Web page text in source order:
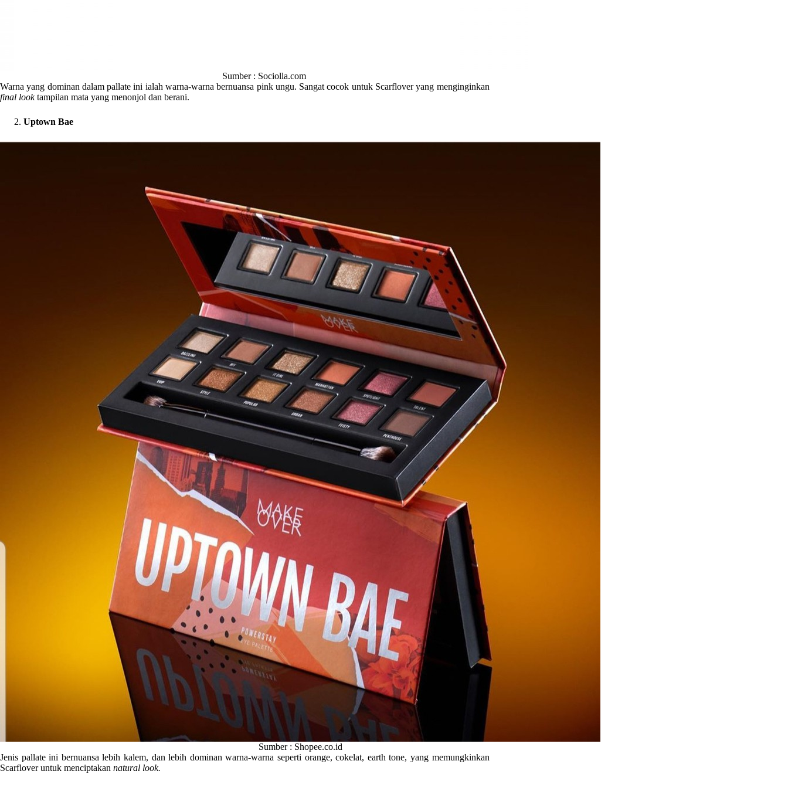
Sumber : Sociolla.com
Warna yang dominan dalam pallate ini ialah warna-warna bernuansa pink ungu. Sangat cocok untuk Scarflover yang menginginkan
final looktampilan mata yang menonjol dan berani.
Uptown Bae
Sumber : Shopee.co.id
Jenis pallate ini bernuansa lebih kalem, dan lebih dominan warna-warna seperti orange, cokelat, earth tone, yang memungkinkan
Scarflover untuk menciptakan natural look.